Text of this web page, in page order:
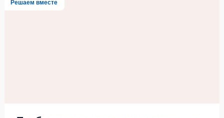
Решаем вместе